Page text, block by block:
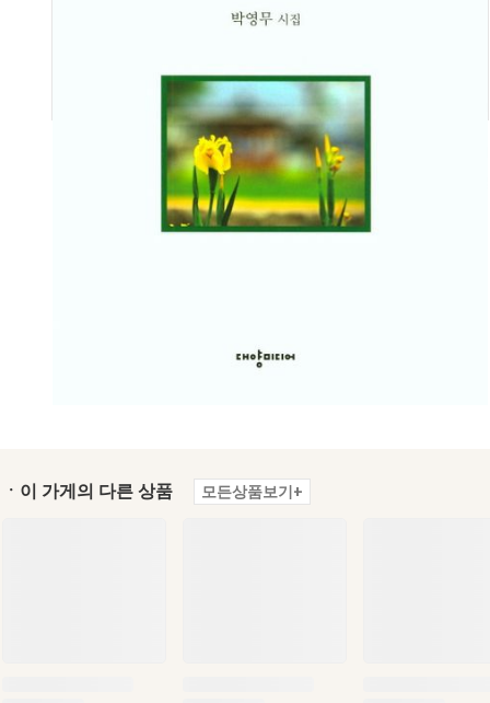
ㆍ이 가게의 다른 상품 모든상품보기+